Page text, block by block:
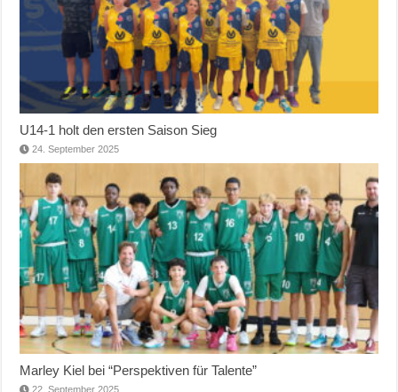
U14-1 holt den ersten Saison Sieg
24. September 2025
Marley Kiel bei “Perspektiven für Talente”
22. September 2025